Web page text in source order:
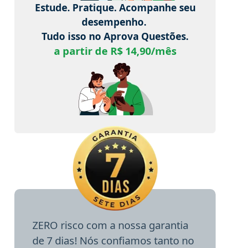
Estude. Pratique. Acompanhe seu
desempenho.
Tudo isso no Aprova Questões.
a partir de R$ 14,90/mês
ZERO risco com a nossa garantia
de 7 dias! Nós confiamos tanto no